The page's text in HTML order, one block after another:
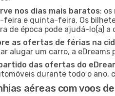
nos dias mais baratos:
feira e quinta-feira. Os
de época pode ajudá-lo(a) a
as ofertas de férias na
alugar um carro, a
das ofertas do
durante todo o ano,
aéreas com voos